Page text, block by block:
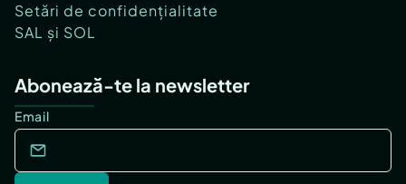
Setări de confidențialitate
SAL și SOL
Abonează-te la newsletter
Email